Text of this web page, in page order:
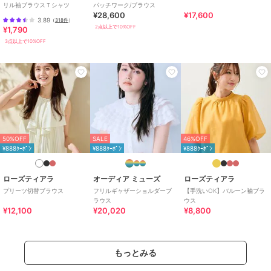
LL･13号以上あり
原産国 中国
リル袖ブラウスＴシャツ
3.89 （318件）
¥1,790
3点以上で10%OFF
パッチワーク/ブラウス
¥28,600
2点以上で10%OFF
¥17,600
50%OFF
¥888ｸｰﾎﾟﾝ
ローズティアラ
プリーツ切替ブラウス
¥12,100
SALE
¥888ｸｰﾎﾟﾝ
オーディア ミューズ
フリルギャザーショルダーブ
ラウス
¥20,020
46%OFF
¥888ｸｰﾎﾟﾝ
ローズティアラ
【手洗いOK】バルーン袖ブラ
ウス
¥8,800
もっとみる